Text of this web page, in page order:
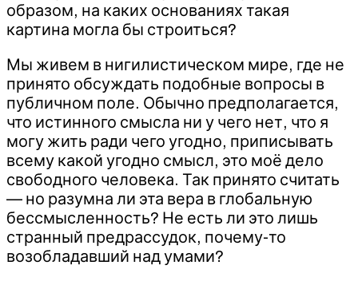
образом, на каких основаниях такая
картина могла бы строиться?
Мы живем в нигилистическом мире, где не
принято обсуждать подобные вопросы в
публичном поле. Обычно предполагается,
что истинного смысла ни у чего нет, что я
могу жить ради чего угодно, приписывать
всему какой угодно смысл, это моё дело
свободного человека. Так принято считать
— но разумна ли эта вера в глобальную
бессмысленность? Не есть ли это лишь
странный предрассудок, почему-то
возобладавший над умами?